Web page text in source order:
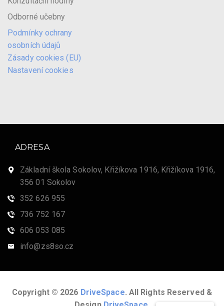
Odborné učebny
Podmínky ochrany
osobních údajů
Zásady cookies (EU)
Nastavení cookies
ADRESA
Základní škola Sokolov, Křižíkova 1916, Křižíkova 1916,
356 01 Sokolov
352 626 955
736 752 167
606 053 085
info@zs8so.cz
Copyright © 2026 DriveSpace. All Rights Reserved &